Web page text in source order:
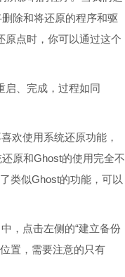
除和将还原的程序和驱
原点时，你可以通过这个
、完成，过程如同
欢使用系统还原功能，
原和Ghost的使用完全不
类似Ghost的功能，可以
，点击左侧的“建立备份
置，需要注意的只有